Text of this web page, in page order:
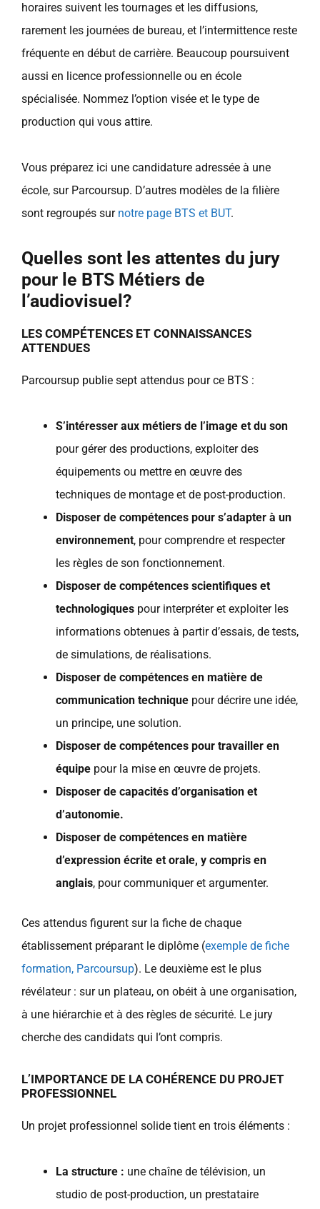
horaires suivent les tournages et les diffusions,
rarement les journées de bureau, et l’intermittence reste
fréquente en début de carrière. Beaucoup poursuivent
aussi en licence professionnelle ou en école
spécialisée. Nommez l’option visée et le type de
production qui vous attire.
Vous préparez ici une candidature adressée à une
école, sur Parcoursup. D’autres modèles de la filière
sont regroupés sur notre page BTS et BUT.
Quelles sont les attentes du jury
pour le BTS Métiers de
l’audiovisuel?
LES COMPÉTENCES ET CONNAISSANCES
ATTENDUES
Parcoursup publie sept attendus pour ce BTS :
S’intéresser aux métiers de l’image et du son
pour gérer des productions, exploiter des
équipements ou mettre en œuvre des
techniques de montage et de post-production.
Disposer de compétences pour s’adapter à un
environnement, pour comprendre et respecter
les règles de son fonctionnement.
Disposer de compétences scientifiques et
technologiques pour interpréter et exploiter les
informations obtenues à partir d’essais, de tests,
de simulations, de réalisations.
Disposer de compétences en matière de
communication technique pour décrire une idée,
un principe, une solution.
Disposer de compétences pour travailler en
équipe pour la mise en œuvre de projets.
Disposer de capacités d’organisation et
d’autonomie.
Disposer de compétences en matière
d’expression écrite et orale, y compris en
anglais, pour communiquer et argumenter.
Ces attendus figurent sur la fiche de chaque
établissement préparant le diplôme (exemple de fiche
formation, Parcoursup). Le deuxième est le plus
révélateur : sur un plateau, on obéit à une organisation,
à une hiérarchie et à des règles de sécurité. Le jury
cherche des candidats qui l’ont compris.
L’IMPORTANCE DE LA COHÉRENCE DU PROJET
PROFESSIONNEL
Un projet professionnel solide tient en trois éléments :
La structure : une chaîne de télévision, un
studio de post-production, un prestataire